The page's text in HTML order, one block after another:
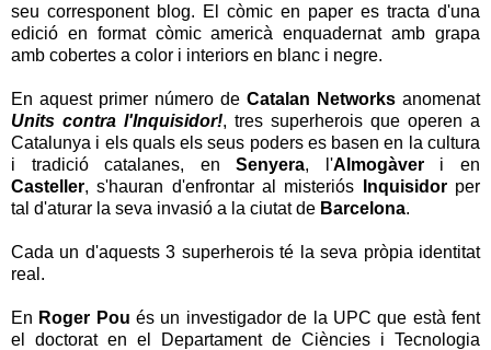
seu corresponent blog. El còmic en paper es tracta d'una
edició en format còmic americà enquadernat amb grapa
amb cobertes a color i interiors en blanc i negre.
En aquest primer número de Catalan Networks anomenat
Units contra l'Inquisidor!, tres superherois que operen a
Catalunya i els quals els seus poders es basen en la cultura
i tradició catalanes, enSenyera, l'Almogàveri en
Casteller, s'hauran d'enfrontar al misteriós Inquisidorper
tal d'aturar la seva invasió a la ciutat de Barcelona.
Cada un d'aquests 3 superherois té la seva pròpia identitat
real.
En Roger Pou és un investigador de la UPC que està fent
el doctorat en el Departament de Ciències i Tecnologia